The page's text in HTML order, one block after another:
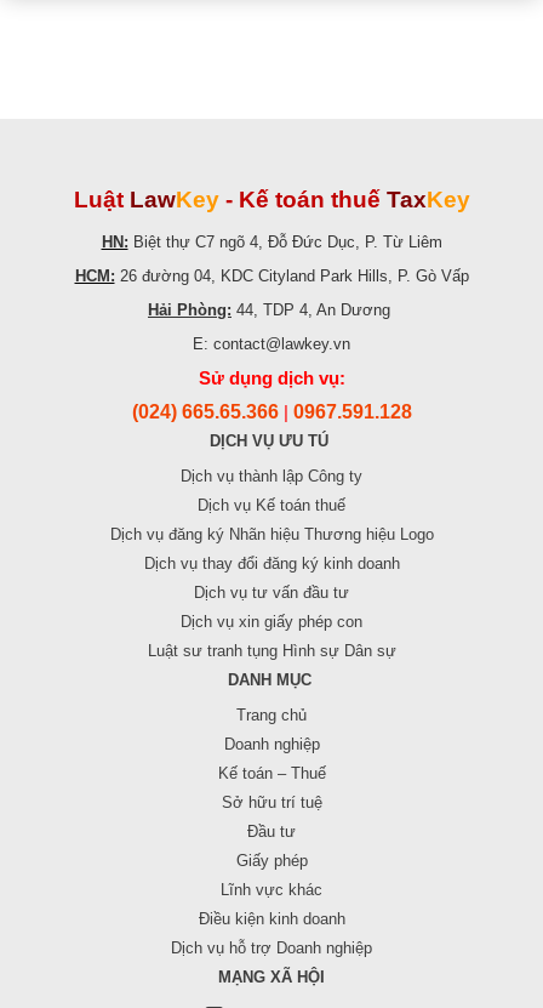
Luật LawKey - Kế toán thuế TaxKey
HN: Biệt thự C7 ngõ 4, Đỗ Đức Dục, P. Từ Liêm
HCM: 26 đường 04, KDC Cityland Park Hills, P. Gò Vấp
Hải Phòng: 44, TDP 4, An Dương
E: contact@lawkey.vn
Sử dụng dịch vụ:
(024) 665.65.366 0967.591.128
DỊCH VỤ ƯU TÚ
Dịch vụ thành lập Công ty
Dịch vụ Kế toán thuế
Dịch vụ đăng ký Nhãn hiệu Thương hiệu Logo
Dịch vụ thay đổi đăng ký kinh doanh
Dịch vụ tư vấn đầu tư
Dịch vụ xin giấy phép con
Luật sư tranh tụng Hình sự Dân sự
DANH MỤC
Trang chủ
Doanh nghiệp
Kế toán – Thuế
Sở hữu trí tuệ
Đầu tư
Giấy phép
Lĩnh vực khác
Điều kiện kinh doanh
Dịch vụ hỗ trợ Doanh nghiệp
MẠNG XÃ HỘI